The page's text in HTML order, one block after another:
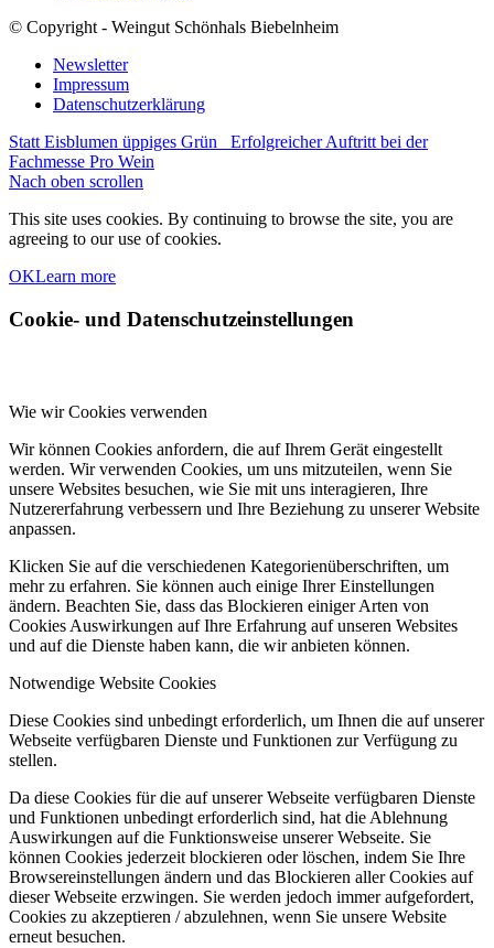
© Copyright - Weingut Schönhals Biebelnheim
Newsletter
Impressum
Datenschutzerklärung
Statt Eisblumen üppiges Grün
Erfolgreicher Auftritt bei der
Fachmesse Pro Wein
Nach oben scrollen
This site uses cookies. By continuing to browse the site, you are
agreeing to our use of cookies.
OKLearn more
Cookie- und Datenschutzeinstellungen
Wie wir Cookies verwenden
Wir können Cookies anfordern, die auf Ihrem Gerät eingestellt
werden. Wir verwenden Cookies, um uns mitzuteilen, wenn Sie
unsere Websites besuchen, wie Sie mit uns interagieren, Ihre
Nutzererfahrung verbessern und Ihre Beziehung zu unserer Website
anpassen.
Klicken Sie auf die verschiedenen Kategorienüberschriften, um
mehr zu erfahren. Sie können auch einige Ihrer Einstellungen
ändern. Beachten Sie, dass das Blockieren einiger Arten von
Cookies Auswirkungen auf Ihre Erfahrung auf unseren Websites
und auf die Dienste haben kann, die wir anbieten können.
Notwendige Website Cookies
Diese Cookies sind unbedingt erforderlich, um Ihnen die auf unserer
Webseite verfügbaren Dienste und Funktionen zur Verfügung zu
stellen.
Da diese Cookies für die auf unserer Webseite verfügbaren Dienste
und Funktionen unbedingt erforderlich sind, hat die Ablehnung
Auswirkungen auf die Funktionsweise unserer Webseite. Sie
können Cookies jederzeit blockieren oder löschen, indem Sie Ihre
Browsereinstellungen ändern und das Blockieren aller Cookies auf
dieser Webseite erzwingen. Sie werden jedoch immer aufgefordert,
Cookies zu akzeptieren / abzulehnen, wenn Sie unsere Website
erneut besuchen.